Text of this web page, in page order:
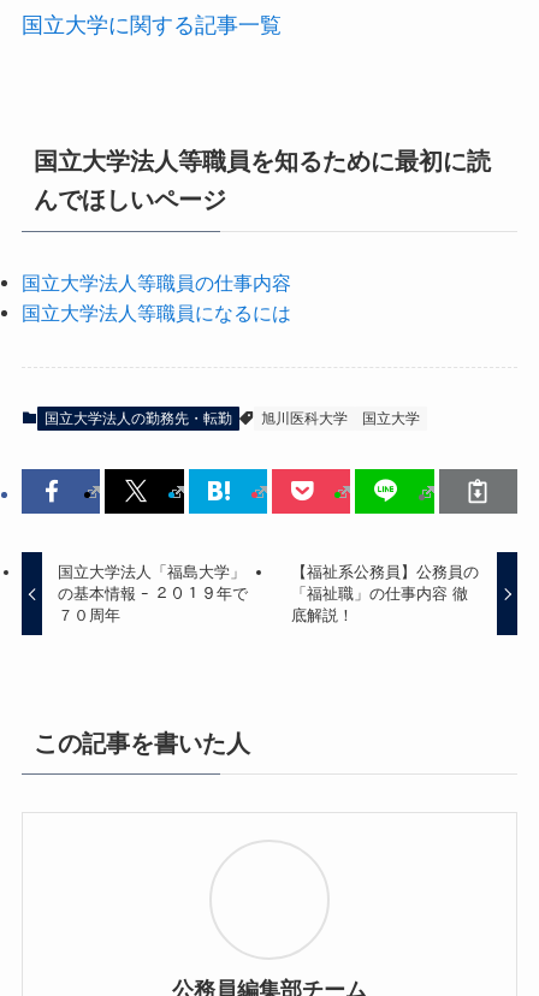
国立大学に関する記事一覧
国立大学法人等職員を知るために最初に読
んでほしいページ
国立大学法人等職員の仕事内容
国立大学法人等職員になるには
国立大学法人の勤務先・転勤 旭川医科大学 国立大学
国立大学法人「福島大学」
の基本情報 ｰ ２０１９年で
７０周年
【福祉系公務員】公務員の
「福祉職」の仕事内容 徹
底解説！
この記事を書いた人
公務員編集部チーム